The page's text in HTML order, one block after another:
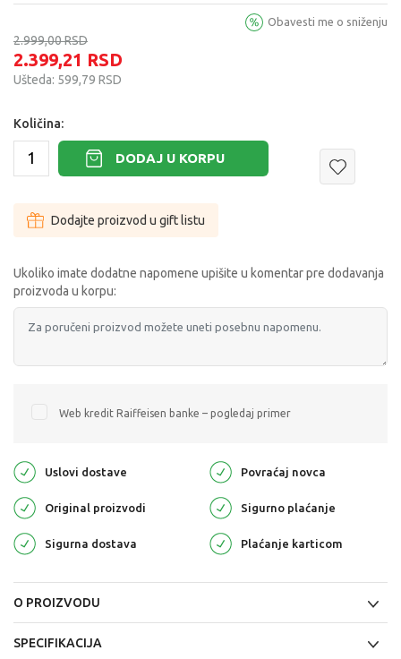
2.999,00RSD
2.399,21 RSD
Ušteda: 599,79 RSD
Obavesti me o sniženju
Količina:
DODAJ U KORPU
Dodajte proizvod u gift listu
Ukoliko imate dodatne napomene upišite u komentar pre dodavanja
proizvoda u korpu:
Web kredit Raiffeisen banke – pogledaj primer
Uslovi dostave Povraćaj novca
Original proizvodi Sigurno plaćanje
Sigurna dostava Plaćanje karticom
O PROIZVODU
SPECIFIKACIJA